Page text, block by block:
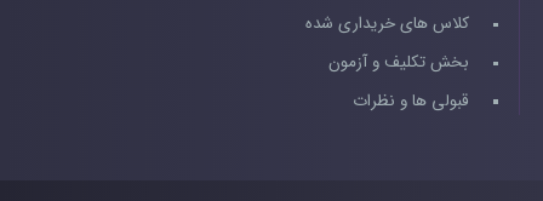
کلاس های خریداری شده
بخش تکلیف و آزمون
قبولی ها و نظرات